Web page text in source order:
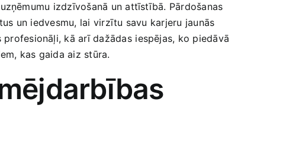
izdzīvošanā un‌ attīstībā. Pārdošanas
un iedvesmu, lai virzītu savu karjeru jaunās
kā arī dažādas⁣ iespējas, ko piedāvā
kas gaida aiz stūra.